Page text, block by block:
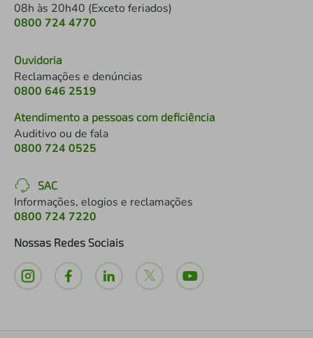
08h às 20h40 (Exceto feriados)
0800 724 4770
Ouvidoria
Reclamações e denúncias
0800 646 2519
Atendimento a pessoas com deficiência
Auditivo ou de fala
0800 724 0525
SAC
Informações, elogios e reclamações
0800 724 7220
Nossas Redes Sociais